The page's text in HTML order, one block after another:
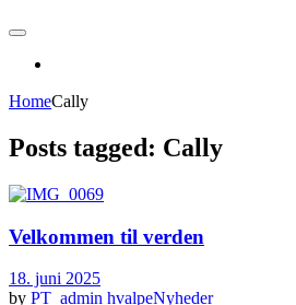
HomeCally
Posts tagged: Cally
Velkommen til verden
18. juni 2025
by PT_admin hvalpeNyheder